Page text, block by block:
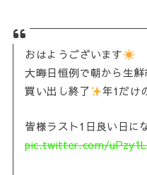
おはようございます
大晦日恒例で朝から生鮮
買い出し終了
年1だけ
皆様ラスト1日良い日に
pic.twitter.com/